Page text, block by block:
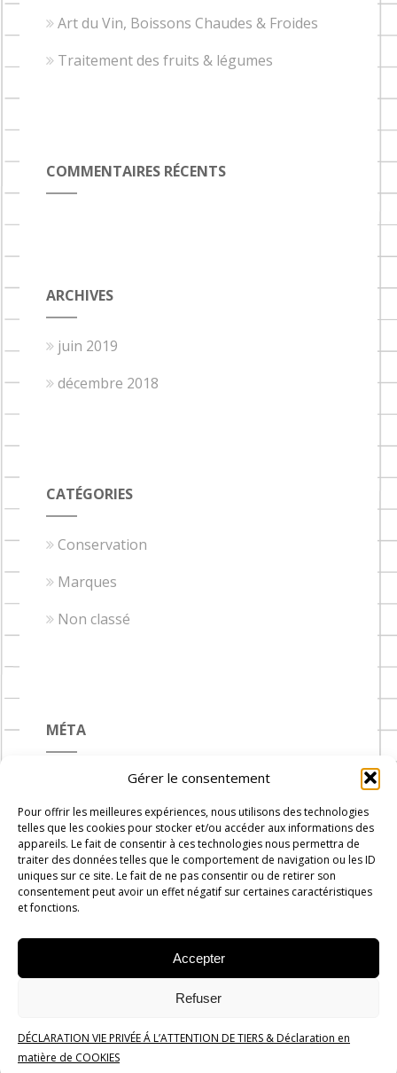
Gérer le consentement
Pour offrir les meilleures expériences, nous utilisons des technologies
telles que les cookies pour stocker et/ou accéder aux informations des
appareils. Le fait de consentir à ces technologies nous permettra de
traiter des données telles que le comportement de navigation ou les ID
uniques sur ce site. Le fait de ne pas consentir ou de retirer son
consentement peut avoir un effet négatif sur certaines caractéristiques
et fonctions.
Accepter
Refuser
DÉCLARATION VIE PRIVÉE Á L’ATTENTION DE TIERS & Déclaration en
matière de COOKIES
Art du Vin, Boissons Chaudes & Froides
Traitement des fruits & légumes
COMMENTAIRES RÉCENTS
ARCHIVES
juin 2019
décembre 2018
CATÉGORIES
Conservation
Marques
Non classé
MÉTA
Connexion
Flux des publications
Flux des commentaires
Site de WordPress-FR
Carnets de Cuisine © 2019 -2026-AdministrationRue du
progrès n°7, 1300 Wavre
Politique de confidentialité